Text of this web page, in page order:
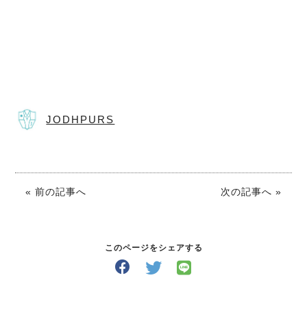
JODHPURS
« 前の記事へ 次の記事へ »
このページをシェアする